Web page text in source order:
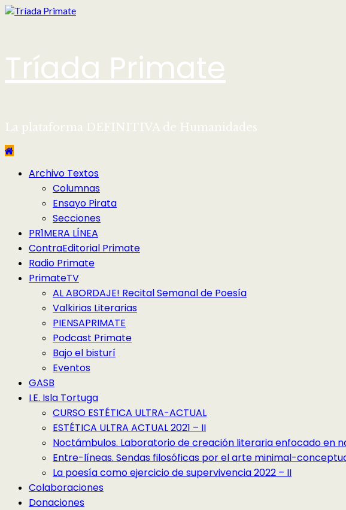
Saltar
Tríada Primate
La plataforma DEFINITIVA de Humanidades
Menú Archivo Textos
Columnas
Ensayo Pirata
Secciones
PR1MERA LÍNEA
ContraEditorial Primate
Radio Primate
PrimateTV
AL ABORDAJE! Recital Semanal de Poesía
Valkirias Literarias
PIENSAPRIMATE
Podcast Primate
Bajo el bisturí
Eventos
GASB
I.E. Isla Tortuga
CURSO ESTÉTICA ULTRA-ACTUAL
ESTÉTICA ULTRA ACTUAL 2021 – II
Noctámbulos. Laboratorio de creación literaria enfocado en
Entre-líneas. Sendas filosóficas por el arte minimal-
La poesía como ejercicio de supervivencia 2022 – II
Colaboraciones
Donaciones